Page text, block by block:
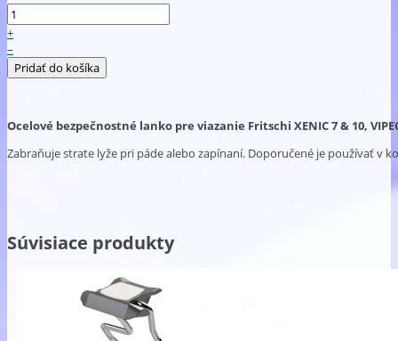
+
–
Ocelové bezpečnostné lanko pre viazanie Fritschi XENIC 7 & 10, VIPEC
Zabraňuje strate lyže pri páde alebo zapínaní. Doporučené je používať v
Súvisiace produkty